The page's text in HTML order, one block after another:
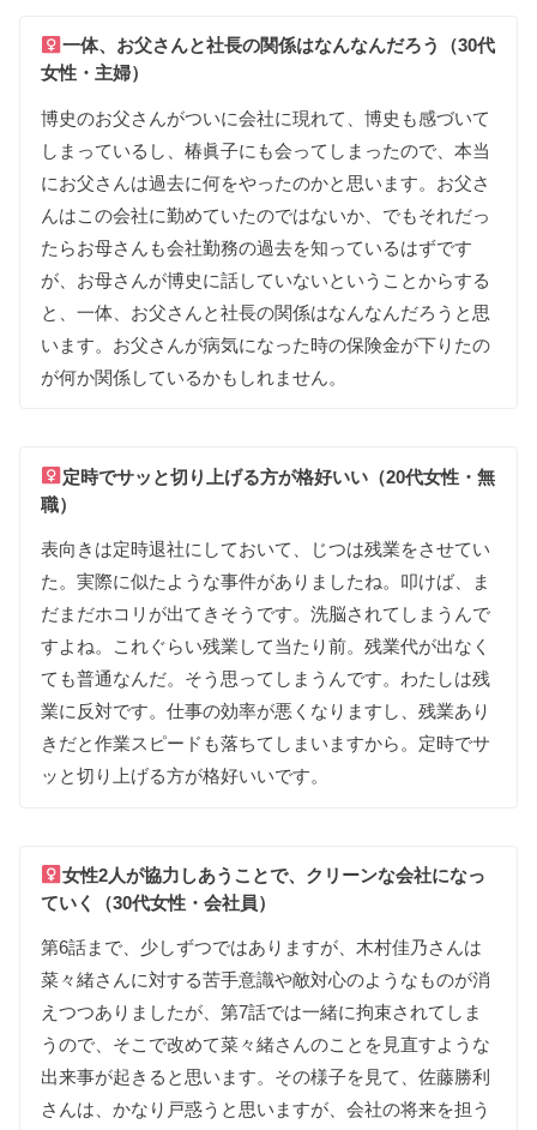
一体、 お父さんと社長の関係はなんなんだろう（30代
女性・主婦）
博史のお父さんがついに会社に現れて 、博史も感づいて
しまっているし 、椿眞子にも会って しまったので 、本当
にお父さんは過去に何をやったのかと 思います。 お父さ
んはこの会社に勤めていたのではないか でもそれだっ
たらお母さんも会社勤務の過去を知っているはずです
が
お母さんが博史に話していないという ことからする
と
、一体 お父さんと社長の関係はなんなんだろうと 思
います。 お父さんが病気になった時の保険金が下りたの
が何か関係しているかも しれません。
定時でサッと切り上げる方が格好いい（20代女性・無
職）
表向きは定時退社に しておいて じつは残業をさせてい
た 。実際に似た ような事件がありましたね。 叩けば、
ま
だまだホコリが出て きそうです。洗脳されて しまう んで
すよね。 これぐらい残業して当たり前。残業代が出なく
ても普通なんだ。 そう 思って しまう んです。 わたしは残
業に 反対です。仕事の効率が悪く なりますし 、残業あり
きだと作業スピードも落ちて しまいますから 。 定時でサ
ッと切り上げる方が格好いいです。
女性2人が協力しあう ことで、 クリーンな会社になっ
ていく（30代女性・会社員）
第6話まで 少しずつではありますが
木村佳乃さんは
菜々緒さんに対する苦手意識や敵対心のような ものが消
えつつありましたが 、第7話では一緒に拘束されて しま
うので
そこで改めて菜々緒さんのことを 見直すような
出来事が起きると 思います。 その様子を 見て 、佐藤勝利
さんは 、かなり 戸惑うと 思いますが 、会社の将来を担う